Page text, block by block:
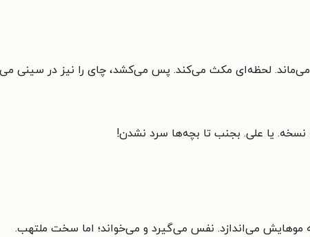
لحظه‌ای مکث می‌کند. پس می‌کشد، چای را نیز در سینی
نسخه. یا علی. بجنب تا بچه‌ها سرد نشدن!
می‌اندازد. نفس می‌گیرد و می‌خواند؛ اما سخت ملتهب.